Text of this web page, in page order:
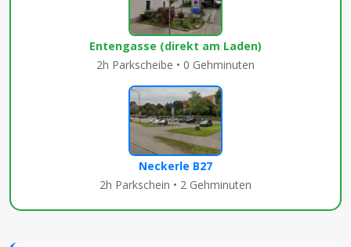
Entengasse (direkt am Laden)
2h Parkscheibe • 0 Gehminuten
Neckerle B27
2h Parkschein • 2 Gehminuten